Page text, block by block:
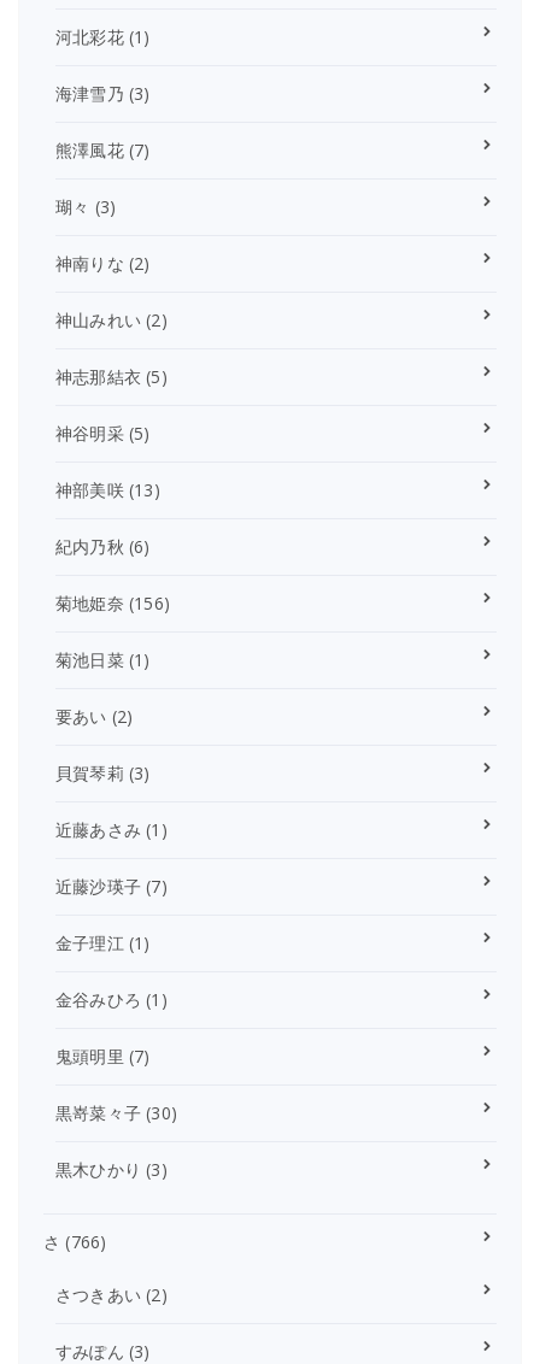
河北彩花(1)
海津雪乃 (3)
熊澤風花(7)
瑚々 (3)
神南りな (2)
神山みれい (2)
神志那結衣 (5)
神谷明采(5)
神部美咲(13)
紀内乃秋 (6)
菊地姫奈 (156)
菊池日菜(1)
要あい (2)
貝賀琴莉 (3)
近藤あさみ (1)
近藤沙瑛子 (7)
金子理江(1)
金谷みひろ (1)
鬼頭明里 (7)
黒嵜菜々子 (30)
黒木ひかり (3)
さ (766)
さつきあい (2)
すみぽん (3)